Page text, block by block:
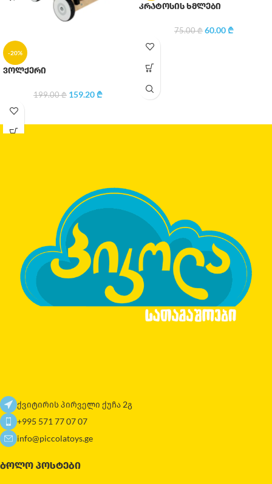
-20%
ვოლქერი
199.00₾ 159.20₾
კრატოსის ხმლები
75.00₾ 60.00₾
ქვიტირის პირველი ქუჩა 2გ
+995 571 77 07 07
info@piccolatoys.ge
ᲑᲝᲚᲝ ᲞᲝᲡᲢᲔᲑᲘ